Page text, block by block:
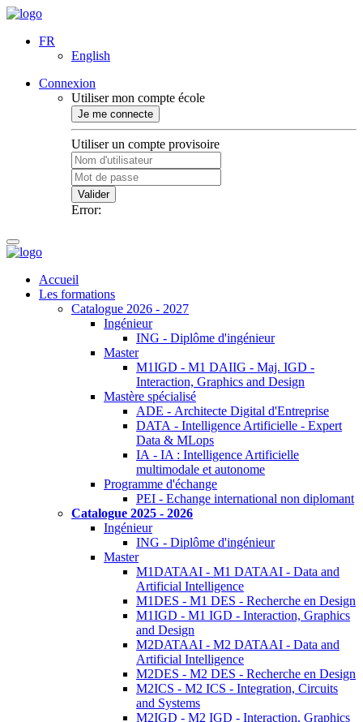
FR
English
Connexion
Utiliser mon compte école
Je me connecte
Utiliser un compte provisoire
Valider
Error:
Accueil
Les formations
Catalogue 2026 - 2027
Ingénieur
ING - Diplôme d'ingénieur
Master
M1IGD - M1 DAIIG - Maj. IGD -
Interaction, Graphics and Design
Mastère spécialisé
ADE - Architecte Digital d'Entreprise
DATA - Intelligence Artificielle - Expert
Data & MLops
IA - IA : Intelligence Artificielle
multimodale et autonome
Programme d'échange
PEI - Echange international non diplomant
Catalogue 2025 - 2026
Ingénieur
ING - Diplôme d'ingénieur
Master
M1DATAAI - M1 DATAAI - Data and
Artificial Intelligence
M1DES - M1 DES - Recherche en Design
M1IGD - M1 IGD - Interaction, Graphics
and Design
M2DATAAI - M2 DATAAI - Data and
Artificial Intelligence
M2DES - M2 DES - Recherche en Design
M2ICS - M2 ICS - Integration, Circuits
and Systems
M2IGD - M2 IGD - Interaction, Graphics